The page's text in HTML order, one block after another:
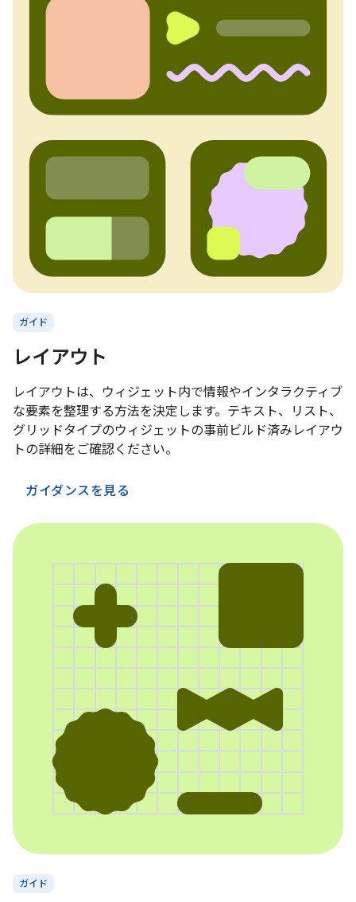
ガイド
レイアウト
レイアウトは、ウィジェット内で情報やインタラクティブ
な要素を整理する方法を決定します。テキスト、リスト、
グリッドタイプのウィジェットの事前ビルド済みレイアウ
トの詳細をご確認ください。
ガイダンスを見る
ガイド